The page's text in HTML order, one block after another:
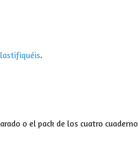
.
o el pack de los cuatro